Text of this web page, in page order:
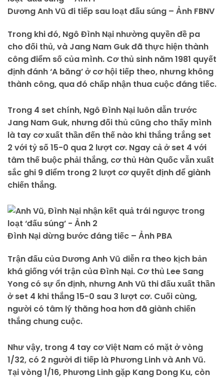
Dương Anh Vũ đi tiếp sau loạt đấu súng – Ảnh FBNV
Trong khi đó, Ngô Đình Nại nhường quyền đề pa
cho đối thủ, và Jang Nam Guk đã thực hiện thành
công điểm số của mình. Cơ thủ sinh năm 1981 quyết
định đánh ‘A băng’ ở cơ hội tiếp theo, nhưng không
thành công, qua đó chấp nhận thua cuộc đáng tiếc.
Trong 4 set chính, Ngô Đình Nại luôn dẫn trước
Jang Nam Guk, nhưng đối thủ cũng cho thấy mình
là tay cơ xuất thần đến thế nào khi thắng trắng set
2 với tỷ số 15-0 qua 2 lượt cơ. Ngay cả ở set 4 với
tâm thế buộc phải thắng, cơ thủ Hàn Quốc vẫn xuất
sắc ghi 9 điểm trong 2 lượt cơ quyết định để giành
chiến thắng.
Đình Nại dừng bước đáng tiếc – Ảnh PBA
Trận đấu của Dương Anh Vũ diễn ra theo kịch bản
khá giống với trận của Đình Nại. Cơ thủ Lee Sang
Yong có sự ổn định, nhưng Anh Vũ thi đấu xuất thần
ở set 4 khi thắng 15-0 sau 3 lượt cơ. Cuối cùng,
người có tâm lý thăng hoa hơn đã giành chiến
thắng chung cuộc.
Như vậy, trong 4 tay cơ Việt Nam có mặt ở vòng
1/32, có 2 người đi tiếp là Phương Linh và Anh Vũ.
Tại vòng 1/16, Phương Linh gặp Kang Dong Ku, còn